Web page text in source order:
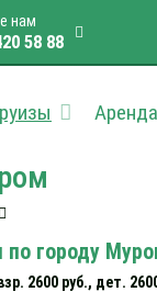
нам
58 88
по городу
2600 руб., дет.